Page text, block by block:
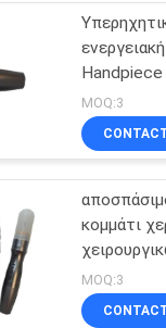
Handpiece
MOQ:3
κομμάτι
3m
MOQ:3